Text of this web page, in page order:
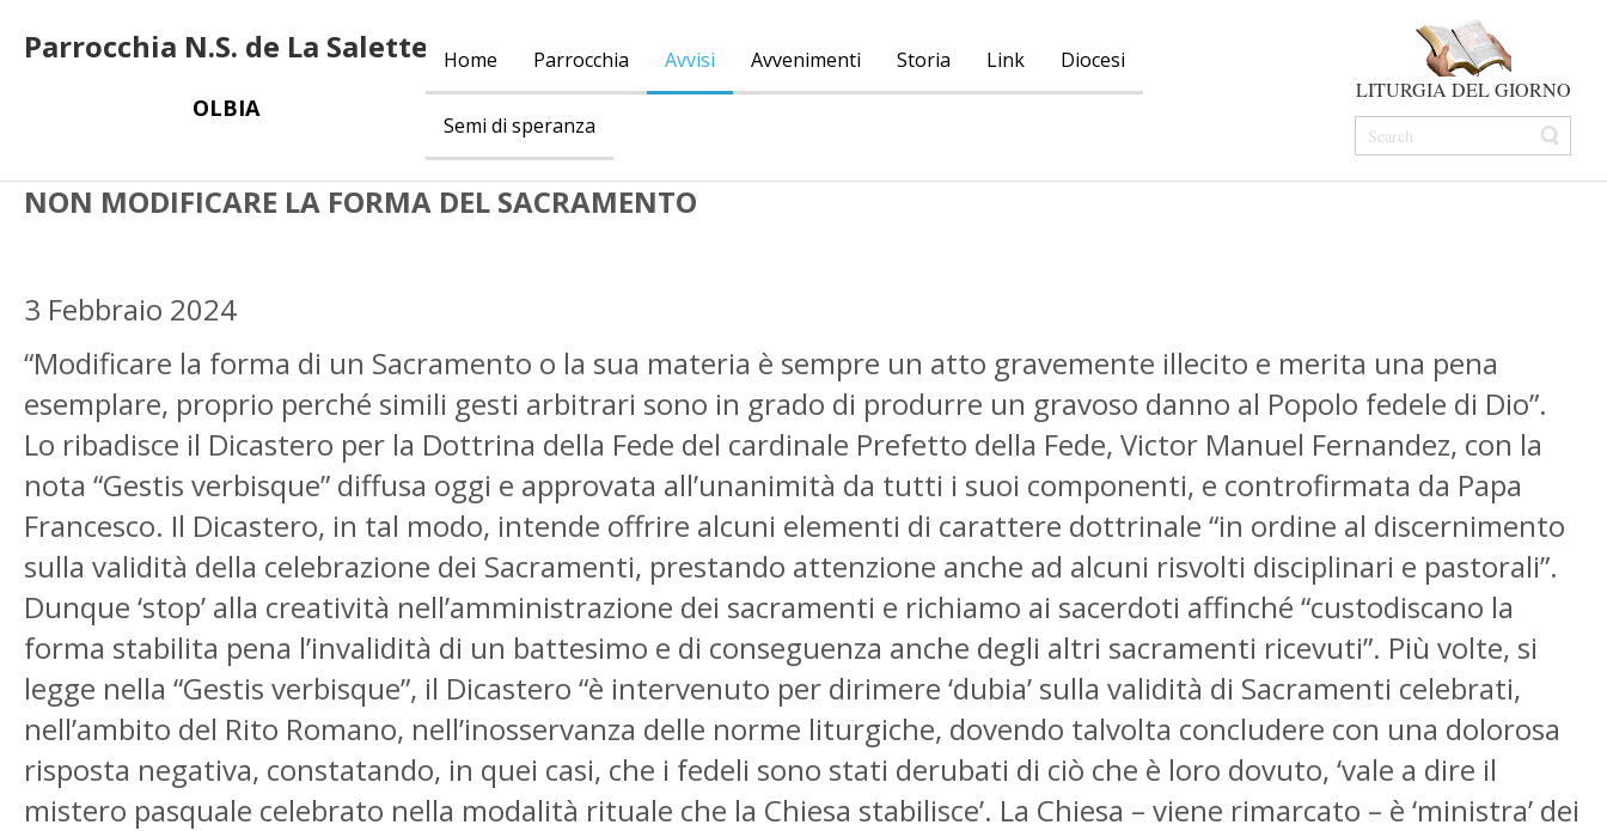
Parrocchia N.S. de La Salette
OLBIA
Home Parrocchia Avvisi Avvenimenti Storia Link Diocesi
Semi di speranza
LITURGIA DEL GIORNO
NON MODIFICARE LA FORMA DEL SACRAMENTO
3 Febbraio 2024
“Modificare la forma di un Sacramento o la sua materia è sempre un atto gravemente illecito e merita una pena
esemplare, proprio perché simili gesti arbitrari sono in grado di produrre un gravoso danno al Popolo fedele di Dio”.
Lo ribadisce il Dicastero per la Dottrina della Fede del cardinale Prefetto della Fede, Victor Manuel Fernandez, con la
nota “Gestis verbisque” diffusa oggi e approvata all’unanimità da tutti i suoi componenti, e controfirmata da Papa
Francesco. Il Dicastero, in tal modo, intende offrire alcuni elementi di carattere dottrinale “in ordine al discernimento
sulla validità della celebrazione dei Sacramenti, prestando attenzione anche ad alcuni risvolti disciplinari e pastorali”.
Dunque ‘stop’ alla creatività nell’amministrazione dei sacramenti e richiamo ai sacerdoti affinché “custodiscano la
forma stabilita pena l’invalidità di un battesimo e di conseguenza anche degli altri sacramenti ricevuti”. Più volte, si
legge nella “Gestis verbisque”, il Dicastero “è intervenuto per dirimere ‘dubia’ sulla validità di Sacramenti celebrati,
nell’ambito del Rito Romano, nell’inosservanza delle norme liturgiche, dovendo talvolta concludere con una dolorosa
risposta negativa, constatando, in quei casi, che i fedeli sono stati derubati di ciò che è loro dovuto, ‘vale a dire il
mistero pasquale celebrato nella modalità rituale che la Chiesa stabilisce’. La Chiesa – viene rimarcato – è ‘ministra’ dei